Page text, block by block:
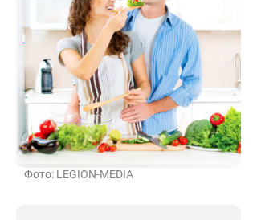
Фото: LEGION-MEDIA